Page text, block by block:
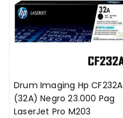
Drum Imaging Hp CF232A
(32A) Negro 23.000 Pag
LaserJet Pro M203